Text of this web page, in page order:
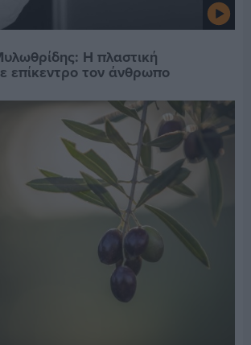
Η πλαστική
επίκεντρο τον άνθρωπο